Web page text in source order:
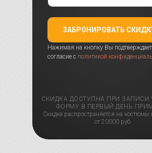
СКИДКА ДОСТУПНА ПРИ ЗАПИСИ
ФОРМУ В ПЕРВЫЙ ДЕНЬ
Скидка распространяется на костюмы
от 20000 руб.
ЗАБРОНИРОВАТЬ
Нажимая на кнопку Вы
согласие с политикой